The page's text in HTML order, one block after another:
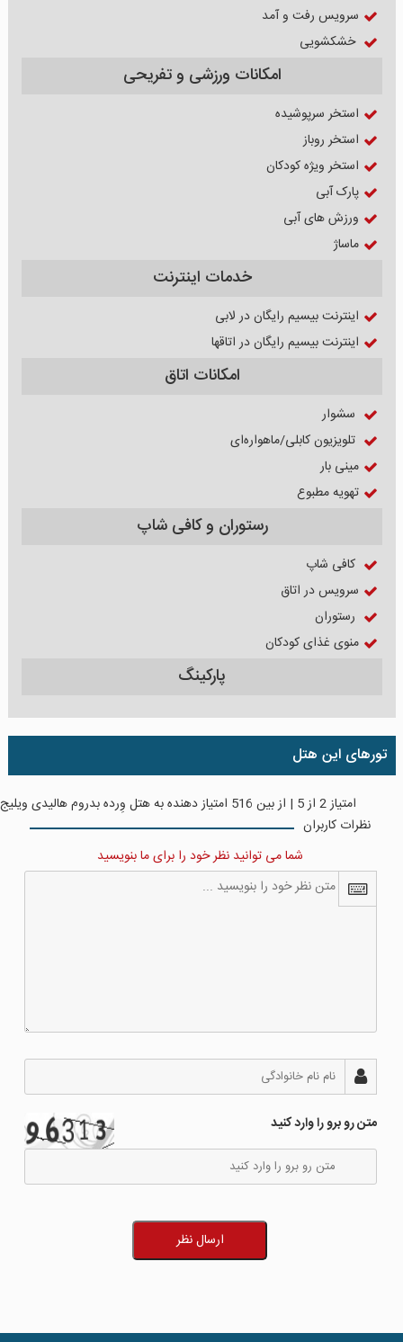
سرویس رفت و آمد
خشکشویی
امکانات ورزشی و تفریحی
استخر سرپوشیده
استخر روباز
استخر ویژه کودکان
پارک آبی
ورزش های آبی
ماساژ
خدمات اینترنت
اینترنت بیسیم رایگان در لابی
اینترنت بیسیم رایگان در اتاقها
امکانات اتاق
سشوار
تلویزیون کابلی/ماهواره‌ای
مینی بار
تهویه مطبوع
رستوران و کافی شاپ
کافی شاپ
سرویس در اتاق
رستوران
منوی غذای کودکان
پارکینگ
تورهای این هتل
امتیاز2 از5 | از بین 516 امتیاز دهنده بههتل وِرده بدروم هالیدی ویلیج
نظرات کاربران
شما می توانید نظر خود را برای ما بنویسید
متن رو برو را وارد کنید
ارسال نظر